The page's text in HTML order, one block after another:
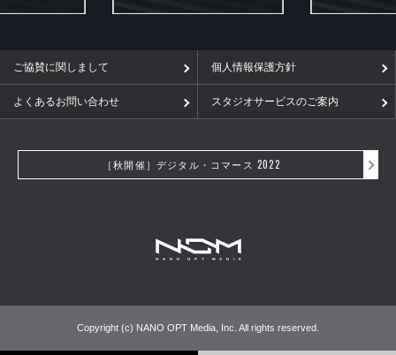
ご協賛に関しまして 個人情報保護方針
よくあるお問い合わせ スタジオサービスのご案内
［秋開催］デジタル・コマース 2022
Copyright (c) NANO OPT Media, Inc. All rights reserved.